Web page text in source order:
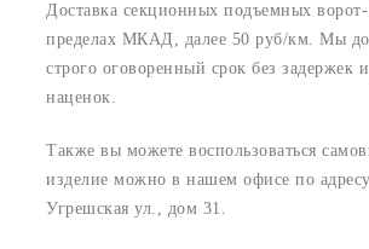
Доставка секционных подъемных
пределах МКАД, далее 50 руб/км. Мы
строго оговоренный срок без задержек
наценок.
Также вы можете воспользоваться
изделие можно в нашем офисе по
Угрешская ул., дом 31.